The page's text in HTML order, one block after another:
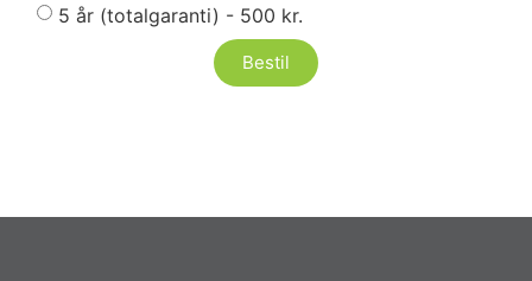
5 år (totalgaranti) - 500 kr.
Bestil